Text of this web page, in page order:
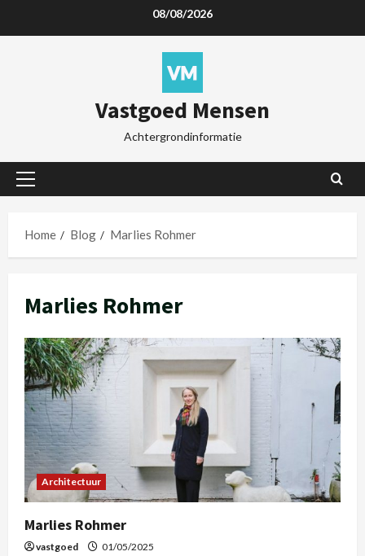
08/08/2026
Vastgoed Mensen
Achtergrondinformatie
Home Blog Marlies Rohmer
Marlies Rohmer
Architectuur
Marlies Rohmer
vastgoed 01/05/2025